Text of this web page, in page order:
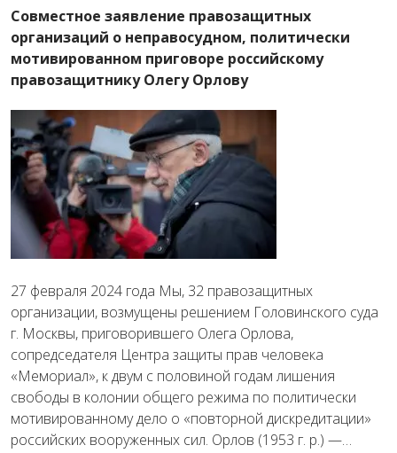
Совместное заявление правозащитных
организаций о неправосудном, политически
мотивированном приговоре российскому
правозащитнику Олегу Орлову
27 февраля 2024 года Мы, 32 правозащитных
организации, возмущены решением Головинского суда
г. Москвы, приговорившего Олега Орлова,
сопредседателя Центра защиты прав человека
«Мемориал», к двум с половиной годам лишения
свободы в колонии общего режима по политически
мотивированному дело о «повторной дискредитации»
российских вооруженных сил. Орлов (1953 г. р.) —…